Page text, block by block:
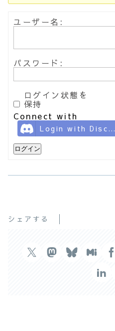
ユーザー名:
パスワード:
ログイン状態を
保持
Connect with
Login with
ログイン
シェアする